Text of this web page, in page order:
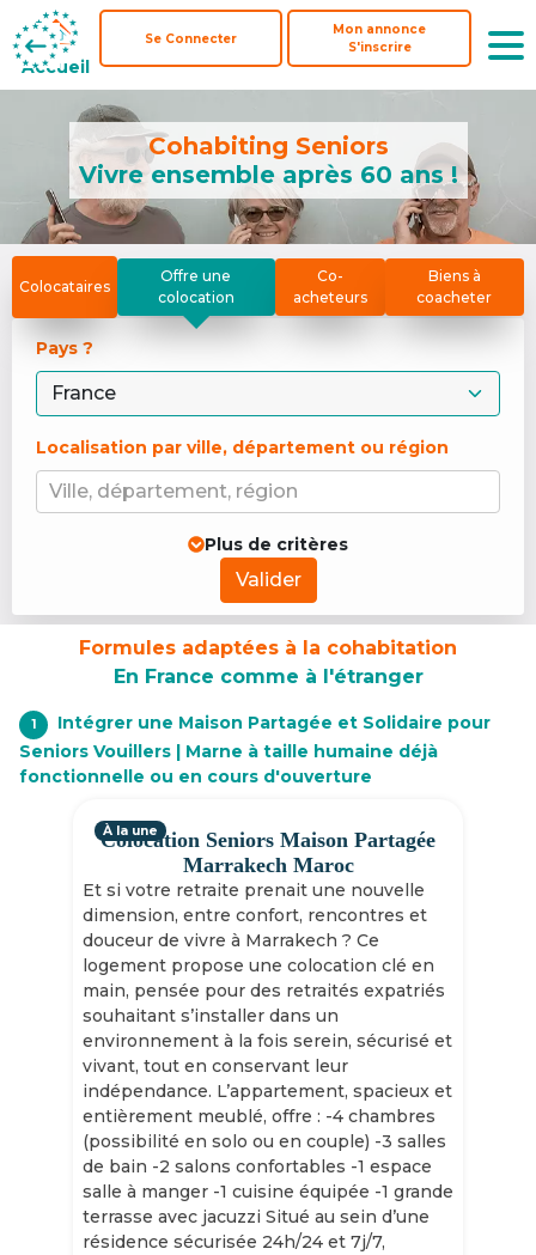
Accueil
Se Connecter
Mon annonce
S'inscrire
Accueil
Se Connecter
Mon annonce
S'inscrire
Cohabiting Seniors
Vivre ensemble après 60 ans !
Colocataires
Offre une
colocation
Co-
acheteurs
Biens à
coacheter
Pays ?
Localisation par ville, département ou région
Ville, département, région
Plus de critères
Valider
Formules adaptées à la cohabitation
En France comme à l'étranger
1
Intégrer une Maison Partagée et Solidaire pour
Seniors Vouillers | Marne à taille humaine déjà
fonctionnelle ou en cours d'ouverture
Colocation Seniors Maison Partagée
Marrakech Maroc
Et si votre retraite prenait une nouvelle
dimension, entre confort, rencontres et
douceur de vivre à Marrakech ? Ce
logement propose une colocation clé en
main, pensée pour des retraités expatriés
souhaitant s’installer dans un
environnement à la fois serein, sécurisé et
vivant, tout en conservant leur
indépendance. L’appartement, spacieux et
entièrement meublé, offre : -4 chambres
(possibilité en solo ou en couple) -3 salles
de bain -2 salons confortables -1 espace
salle à manger -1 cuisine équipée -1 grande
terrasse avec jacuzzi Situé au sein d’une
résidence sécurisée 24h/24 et 7j/7,
À la une